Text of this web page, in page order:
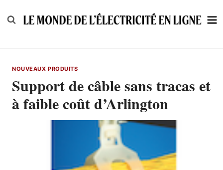
to
NOUVEAUX PRODUITS
Support de câble sans tracas et
à faible coût d’Arlington